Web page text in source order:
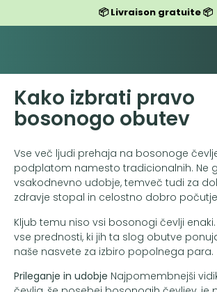
📦 Livraison gratuite 📦
Kako izbrati pravo
bosonogo obutev
Vse več ljudi prehaja na bosonoge
podplatom namesto tradicionalnih. Ne
vsakodnevno udobje, temveč tudi za
zdravje stopal in celostno dobro
Kljub temu niso vsi bosonogi čevlji enaki.
vse prednosti, ki jih ta slog obutve
naše nasvete za izbiro popolnega para.
Prileganje in udobje Najpomembnejši